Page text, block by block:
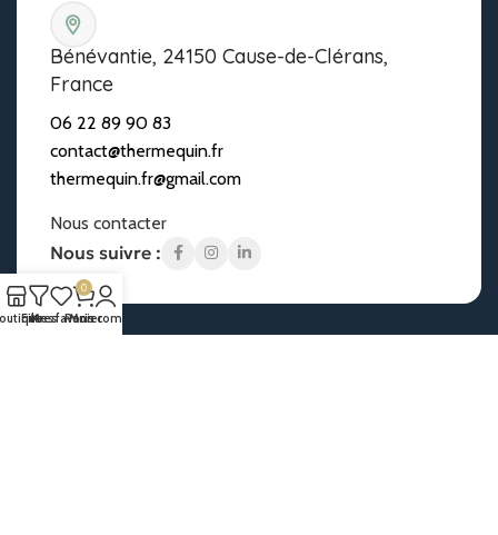
Bénévantie, 24150 Cause-de-Clérans,
France
06 22 89 90 83
contact@thermequin.fr
thermequin.fr@gmail.com
Nous contacter
Nous suivre :
Filtres
Mes favoris
0
Panier
Mon compte